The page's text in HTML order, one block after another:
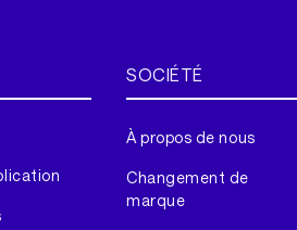
SOCIÉTÉ
À propos de nous
Changement de
marque